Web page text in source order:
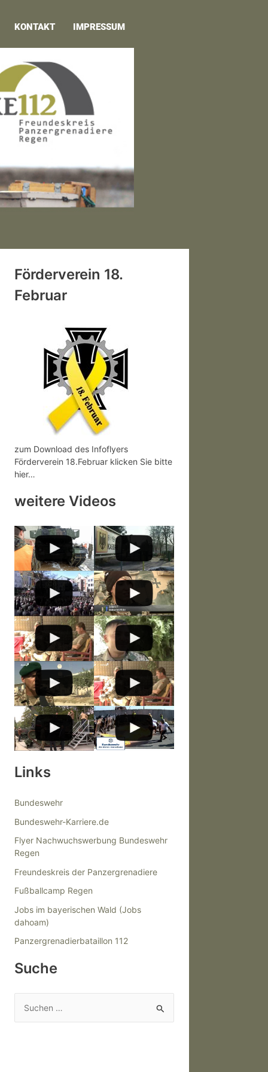
KONTAKT IMPRESSUM
Förderverein 18.
Februar
zum Download des Infoflyers
Förderverein 18.Februar klicken Sie bitte
hier…
weitere Videos
Links
Bundeswehr
Bundeswehr-Karriere.de
Flyer Nachwuchswerbung Bundeswehr
Regen
Freundeskreis der Panzergrenadiere
Fußballcamp Regen
Jobs im bayerischen Wald (Jobs
dahoam)
Panzergrenadierbataillon 112
Suche